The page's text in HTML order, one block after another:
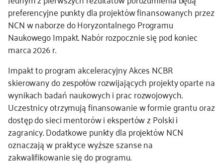
preferencyjne punkty dla projektów finansowanych przez
NCN w naborze do Horyzontalnego Programu
Naukowego Impakt. Nabór rozpocznie się pod koniec
marca 2026 r.
Impakt to program akceleracyjny Akces NCBR
skierowany do zespołów rozwijających projekty oparte na
wynikach badań naukowych i prac rozwojowych.
Uczestnicy otrzymują finansowanie w formie grantu oraz
dostęp do sieci mentorów i ekspertów z Polski i
zagranicy. Dodatkowe punkty dla projektów NCN
oznaczają w praktyce wyższe szanse na
zakwalifikowanie się do programu.